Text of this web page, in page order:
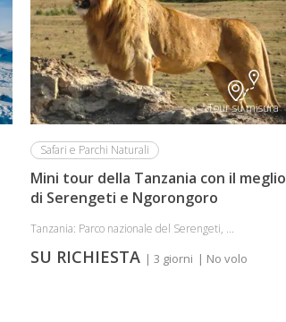
Tour su misura
Safari e Parchi Naturali
Mini tour della Tanzania con il meglio
di Serengeti e Ngorongoro
Tanzania: Parco nazionale del Serengeti, ...
SU RICHIESTA | 3 giorni | No volo